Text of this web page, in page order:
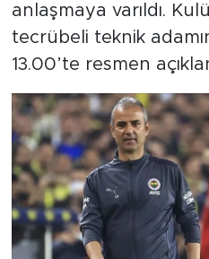
anlaşmaya varıldı.
tecrübeli teknik
13.00’te resmen